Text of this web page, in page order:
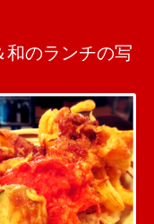
和のランチの写